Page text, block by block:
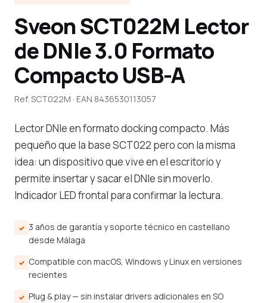
Sveon SCT022M Lector
de DNIe 3.0 Formato
Compacto USB-A
Ref. SCT022M · EAN 8436530113057
Lector DNIe en formato docking compacto. Más
pequeño que la base SCT022 pero con la misma
idea: un dispositivo que vive en el escritorio y
permite insertar y sacar el DNIe sin moverlo.
Indicador LED frontal para confirmar la lectura.
3 años de garantía y soporte técnico en castellano
desde Málaga
Compatible con macOS, Windows y Linux en versiones
recientes
Plug & play — sin instalar drivers adicionales en SO